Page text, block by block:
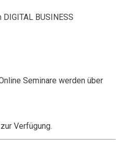
BUSINESS
Seminare werden über
Verfügung.